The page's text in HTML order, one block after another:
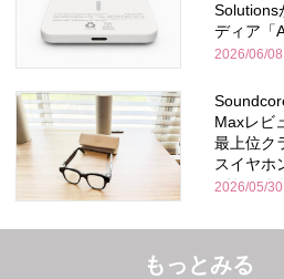
Solutions
ディア「
2026/06/
Maxレビ
最上位ク
スイヤホ
づらいく
Bose並み
2026/05/
もっとみる